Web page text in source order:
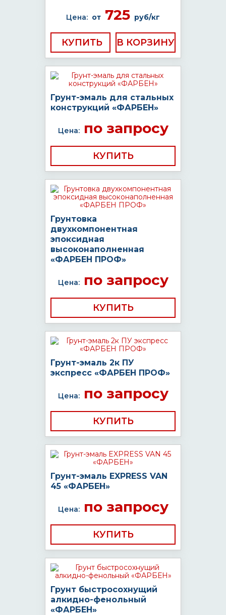
Цена: от 725 руб/кг
КУПИТЬ
Грунт-эмаль для стальных
конструкций «ФАРБЕН»
Цена:по запросу
КУПИТЬ
Грунтовка
двухкомпонентная
эпоксидная
высоконаполненная
«ФАРБЕН ПРОФ»
Цена:по запросу
КУПИТЬ
Грунт-эмаль 2к ПУ
экспресс «ФАРБЕН ПРОФ»
Цена:по запросу
КУПИТЬ
Грунт-эмаль EXPRESS VAN
45 «ФАРБЕН»
Цена:по запросу
КУПИТЬ
Грунт быстросохнущий
алкидно-фенольный
«ФАРБЕН»